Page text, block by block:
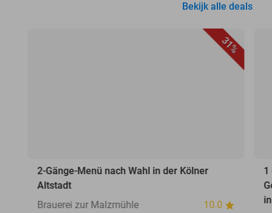
Bekijk alle deals
31%
2-Gänge-Menü nach Wahl in der Kölner
Altstadt
Brauerei zur Malzmühle
10.0
1